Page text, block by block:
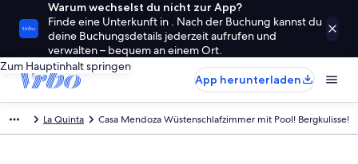
Warum wechselst du nicht zur App?
Finde eine Unterkunft in . Nach der Buchung kannst du
deine Buchungsdetails jederzeit aufrufen und
verwalten – bequem an einem Ort.
Zum Hauptinhalt springen
App herunterladen
La Quinta Casa Mendoza Wüstenschlafzimmer mit Pool! Bergkulisse!